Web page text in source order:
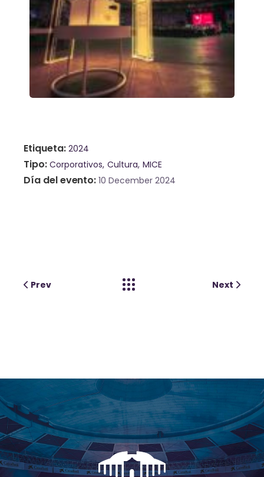
Etiqueta 2024
Tipo Corporativos Cultura MICE
Día del evento 10 December 2024
Prev Next